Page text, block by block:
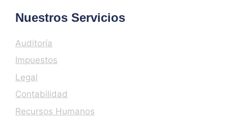
Nuestros Servicios
Auditoría
Impuestos
Legal
Contabilidad
Recursos Humanos